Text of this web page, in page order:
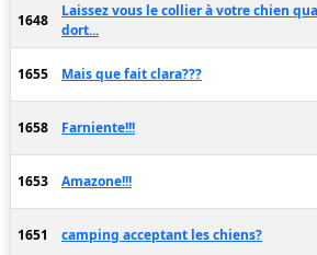
1648
Laissez vous le collier à votre chien
dort...
1655 Mais que fait clara???
1658 Farniente!!!
1653 Amazone!!!
1651 camping acceptant les chiens?